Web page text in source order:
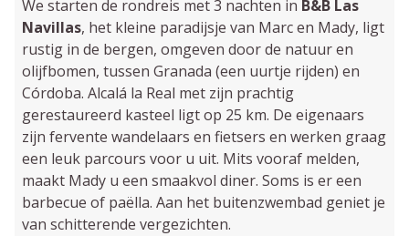
We starten de rondreis met 3 nachten in B&B Las
Navillas, het kleine paradijsje van Marc en Mady, ligt
rustig in de bergen, om­geven door de natuur en
olijfbomen, tussen Granada (een uurtje rijden) en
Córdoba. Alcalá la Real met zijn prachtig
gerestaureerd kasteel ligt op 25 km. De eigenaars
zijn fervente wande­laars en fietsers en werken graag
een leuk parcours voor u uit. Mits vooraf melden,
maakt Mady u een smaakvol diner. Soms is er een
bar­becue of paëlla. Aan het buitenzwembad geniet je
van schitterende vergezichten.